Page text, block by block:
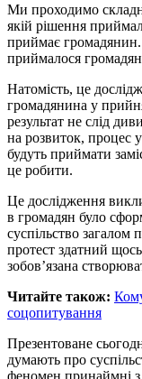
Ми проходимо
якій рішення
приймає
приймалося
Натомість, це
громадянина у
результат не слід
на розвиток, процес
будуть приймати
це робити.
Це дослідження
в громадян було
суспільство
протест здатний
зобов’язана
Читайте також:
соцопитування
Презентоване
думають про
феномен принаймні з